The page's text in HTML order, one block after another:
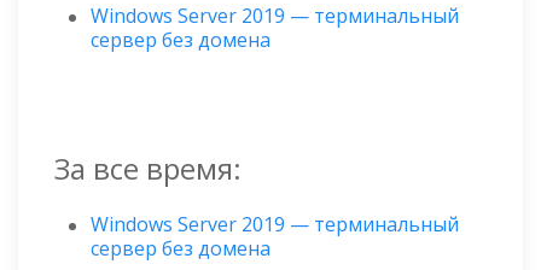
Windows Server 2019 — терминальный
сервер без домена
За все время:
Windows Server 2019 — терминальный
сервер без домена